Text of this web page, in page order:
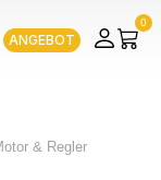
ANGEBOT
0
& Regler